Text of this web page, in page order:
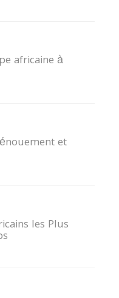
africaine à
et
les Plus